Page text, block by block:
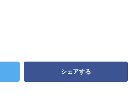
シェアする